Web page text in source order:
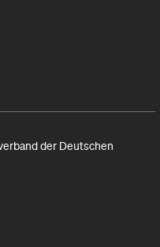
der Deutschen